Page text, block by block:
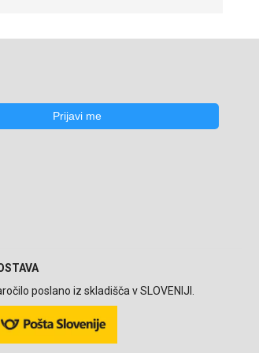
poslano iz skladišča v SLOVENIJI.